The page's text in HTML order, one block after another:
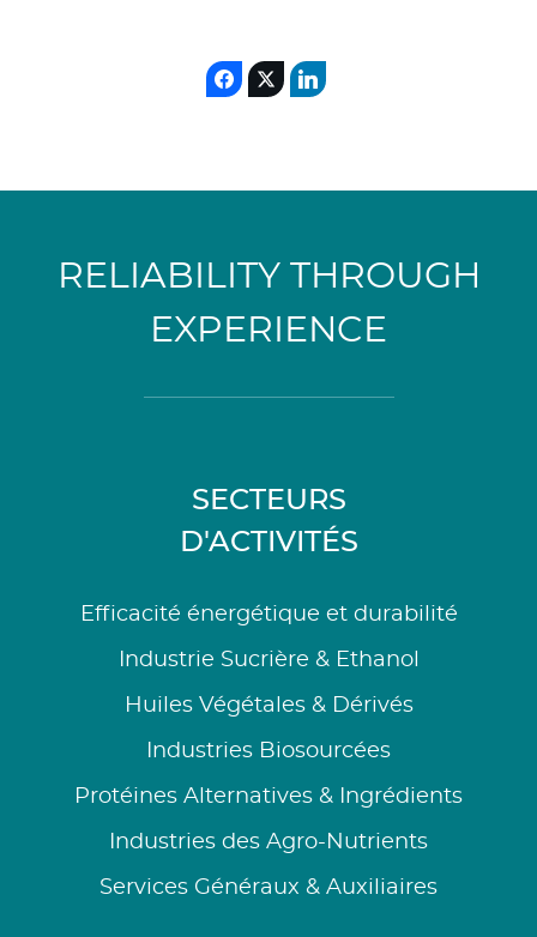
RELIABILITY THROUGH
EXPERIENCE
SECTEURS
D'ACTIVITÉS
Efficacité énergétique et durabilité
Industrie Sucrière & Ethanol
Huiles Végétales & Dérivés
Industries Biosourcées
Protéines Alternatives & Ingrédients
Industries des Agro-Nutrients
Services Généraux & Auxiliaires